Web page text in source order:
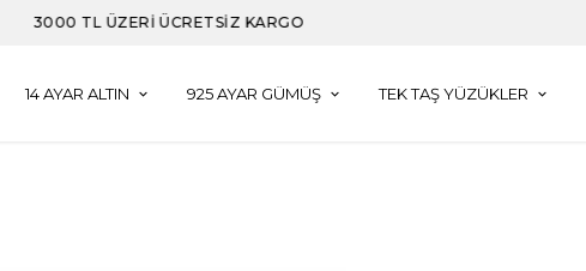
3000 TL VE ÜZERI ALIŞVERIŞLERDE DAMLA KÜPE HEDIYE
14 AYAR ALTIN 925 AYAR GÜMÜŞ TEK TAŞ YÜZÜKLER